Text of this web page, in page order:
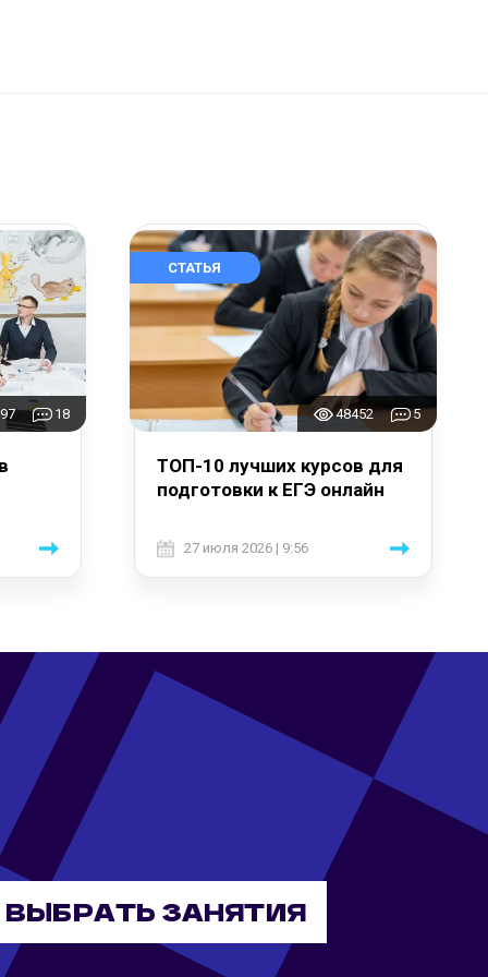
18
СТАТЬЯ
48452 5
ТОП-10 лучших курсов для
подготовки к ЕГЭ онлайн
27 июля 2026 | 9:56
ВЫБРАТЬ ЗАНЯТИЯ